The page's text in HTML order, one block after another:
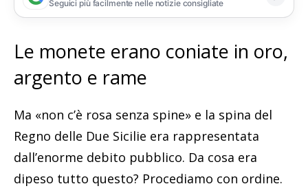
Seguici più facilmente nelle notizie consigliate
Le monete erano coniate in oro,
argento e rame
Ma «non c’è rosa senza spine» e la spina del
Regno delle Due Sicilie era rappresentata
dall’enorme debito pubblico. Da cosa era
dipeso tutto questo? Procediamo con ordine.